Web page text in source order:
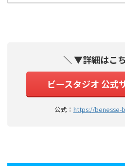
＼ ▼詳細はこ
ビースタジオ 公式
公式： https://benesse-